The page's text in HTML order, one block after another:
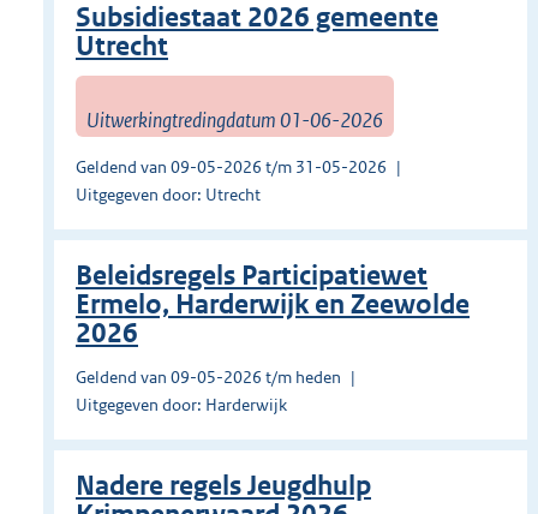
Subsidiestaat 2026 gemeente
Utrecht
Uitwerkingtredingdatum 01-06-2026
Geldend van 09-05-2026 t/m 31-05-2026
Uitgegeven door: Utrecht
Beleidsregels Participatiewet
Ermelo, Harderwijk en Zeewolde
2026
Geldend van 09-05-2026 t/m heden
Uitgegeven door: Harderwijk
Nadere regels Jeugdhulp